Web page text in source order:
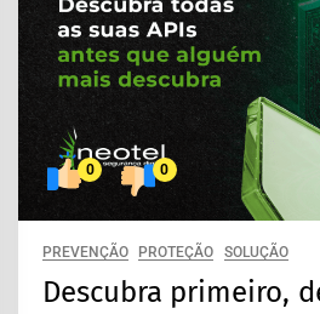
0 0
PREVENÇÃO PROTEÇÃO SOLUÇÃO
Descubra primeiro,